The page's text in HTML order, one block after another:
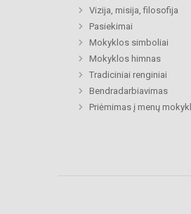
Vizija, misija, filosofija
Pasiekimai
Mokyklos simboliai
Mokyklos himnas
Tradiciniai renginiai
Bendradarbiavimas
Priėmimas į menų